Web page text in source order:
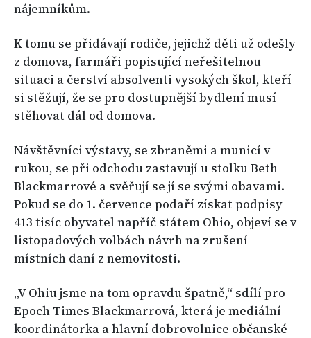
nájemníkům.
K tomu se přidávají rodiče, jejichž děti už odešly
z domova, farmáři popisující neřešitelnou
situaci a čerství absolventi vysokých škol, kteří
si stěžují, že se pro dostupnější bydlení musí
stěhovat dál od domova.
Návštěvníci výstavy, se zbraněmi a municí v
rukou, se při odchodu zastavují u stolku Beth
Blackmarrové a svěřují se jí se svými obavami.
Pokud se do 1. července podaří získat podpisy
413 tisíc obyvatel napříč státem Ohio, objeví se v
listopadových volbách návrh na zrušení
místních daní z nemovitosti.
„V Ohiu jsme na tom opravdu špatně,“ sdílí pro
Epoch Times Blackmarrová, která je mediální
koordinátorka a hlavní dobrovolnice občanské